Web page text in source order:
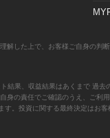
した上で、お客様ご自身の判
果、収益結果はあくまで 過
の責任でご確認のうえ、ご利
。投資に関する最終決定はお客